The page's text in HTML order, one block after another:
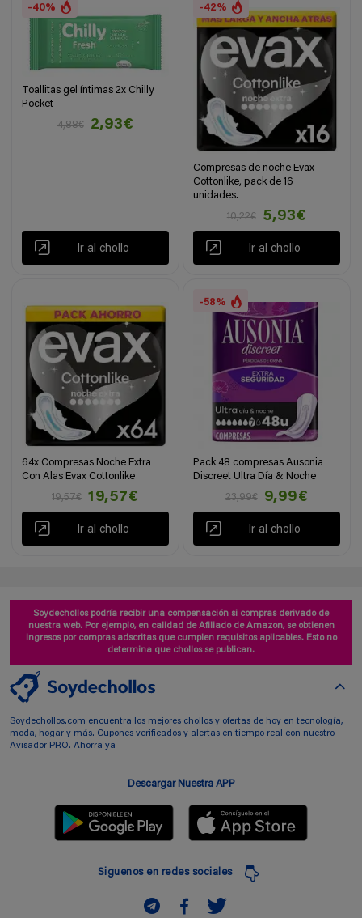
-40%
Toallitas gel íntimas 2x Chilly
Pocket
4,88€
2,93€
Ir al chollo
-42%
Compresas de noche Evax
Cottonlike, pack de 16
unidades.
10,22€
5,93€
Ir al chollo
64x Compresas Noche Extra
Con Alas Evax Cottonlike
19,57€
19,57€
Ir al chollo
-58%
Pack 48 compresas Ausonia
Discreet Ultra Día & Noche
23,99€
9,99€
Ir al chollo
Soydechollos podría recibir una compensación si compras derivado de
nuestra web. Por ejemplo, en calidad de Afiliado de Amazon, se obtienen
ingresos por compras adscritas que cumplen requisitos aplicables. Esto no
determina que chollos se publican.
Soydechollos.com encuentra los mejores chollos y ofertas de hoy en tecnología,
moda, hogar y más. Cupones verificados y alertas en tiempo real con nuestro
Avisador PRO. Ahorra ya
Descargar Nuestra APP
Siguenos en redes sociales